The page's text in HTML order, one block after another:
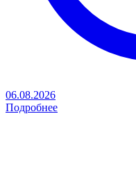
06.08.2026
Подробнее